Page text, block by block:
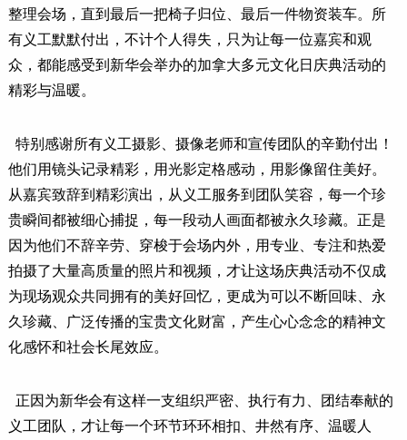
整理会场，直到最后一把椅子归位、最后一件物资装车。所
有义工默默付出，不计个人得失，只为让每一位嘉宾和观
众，都能感受到新华会举办的加拿大多元文化日庆典活动的
精彩与温暖。
特别感谢所有义工摄影、摄像老师和宣传团队的辛勤付出！
他们用镜头记录精彩，用光影定格感动，用影像留住美好。
从嘉宾致辞到精彩演出，从义工服务到团队笑容，每一个珍
贵瞬间都被细心捕捉，每一段动人画面都被永久珍藏。正是
因为他们不辞辛劳、穿梭于会场内外，用专业、专注和热爱
拍摄了大量高质量的照片和视频，才让这场庆典活动不仅成
为现场观众共同拥有的美好回忆，更成为可以不断回味、永
久珍藏、广泛传播的宝贵文化财富，产生心心念念的精神文
化感怀和社会长尾效应。
正因为新华会有这样一支组织严密、执行有力、团结奉献的
义工团队，才让每一个环节环环相扣、井然有序、温暖人